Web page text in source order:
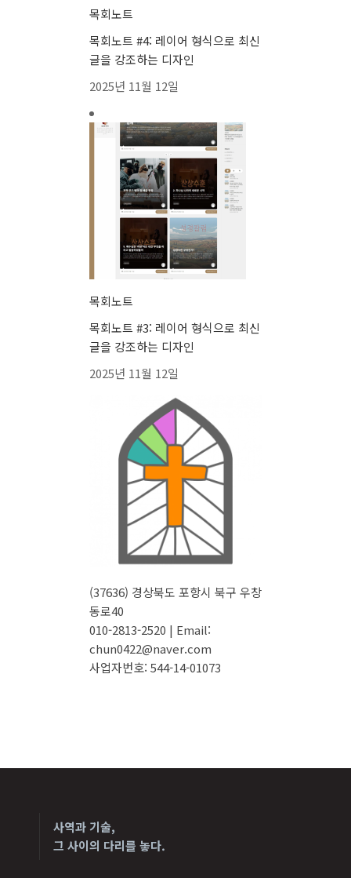
목회노트
목회노트 #4: 레이어 형식으로 최신
글을 강조하는 디자인
2025년 11월 12일
목회노트
목회노트 #3: 레이어 형식으로 최신
글을 강조하는 디자인
2025년 11월 12일
(37636) 경상북도 포항시 북구 우창
동로40
010-2813-2520 | Email:
chun0422@naver.com
사업자번호: 544-14-01073
사역과 기술,
그 사이의 다리를 놓다.